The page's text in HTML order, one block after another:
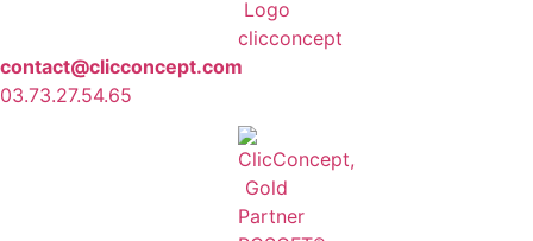
contact@clicconcept.com
03.73.27.54.65